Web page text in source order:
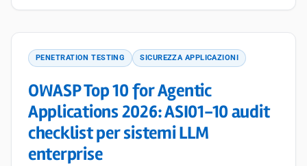
PENETRATION TESTING SICUREZZA APPLICAZIONI
OWASP Top 10 for Agentic
Applications 2026: ASI01-10 audit
checklist per sistemi LLM
enterprise